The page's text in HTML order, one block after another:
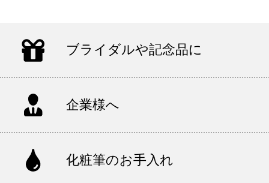
ブライダルや記念品に
企業様へ
化粧筆のお手入れ